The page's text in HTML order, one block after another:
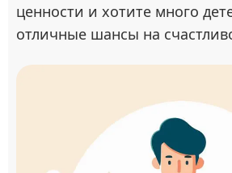
ценности и хотите много
отличные шансы на